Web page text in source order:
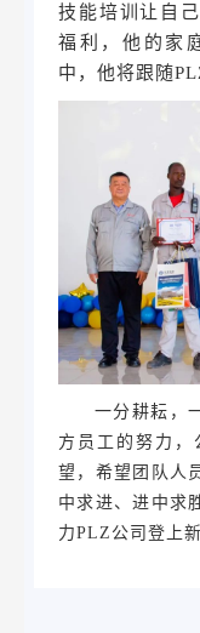
技能培训让自
福利，他的家
中，他将跟随
一分耕耘，
方员工的努力
望，希望团队人
中求进、进中求
力PLZ公司登上新